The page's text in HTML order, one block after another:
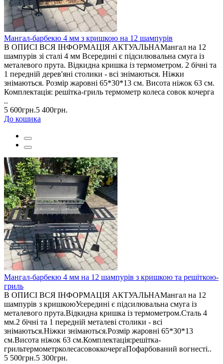
Мангал-барбекю 4 мм з кришкою на 12 шампурів
В ОПИСІ ВСЯ ІНФОРМАЦІЯ АКТУАЛЬНАМангал на 12
шампурів зі сталі 4 мм Всередині є підсилювальна смуга із
металевого прута. Відкидна кришка із термометром. 2 бічні та
1 передній дерев'яні столики - всі знімаються. Ніжки
знімаються. Розмір жаровні 65*30*13 см. Висота ніжок 63 см.
Комплектація: решітка-гриль термометр колеса совок кочерга
..
5 600грн.5 400грн.
До кошика
Мангал-барбекю 4 мм на 12 шампурів з кришкою та решіткою-
гриль
В ОПИСІ ВСЯ ІНФОРМАЦІЯ АКТУАЛЬНАМангал на 12
шампурів з кришкоюУсередині є підсилювальна смуга із
металевого прута.Відкидна кришка із термометром.Сталь 4
мм.2 бічні та 1 передній металеві столики - всі
знімаються.Ніжки знімаються.Розмір жаровні 65*30*13
см.Висота ніжок 63 см.Комплектація:решітка-
грильтермометрколесасовоккочергаПофарбований вогнесті..
5 500грн.5 300грн.